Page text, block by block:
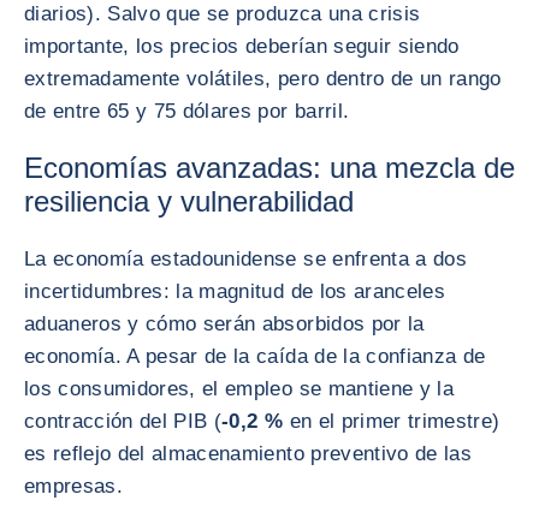
diarios). Salvo que se produzca una crisis
importante, los precios deberían seguir siendo
extremadamente volátiles, pero dentro de un rango
de entre 65 y 75 dólares por barril.
Economías avanzadas: una mezcla de
resiliencia y vulnerabilidad
La economía estadounidense se enfrenta a dos
incertidumbres: la magnitud de los aranceles
aduaneros y cómo serán absorbidos por la
economía. A pesar de la caída de la confianza de
los consumidores, el empleo se mantiene y la
contracción del PIB (-0,2 % en el primer trimestre)
es reflejo del almacenamiento preventivo de las
empresas.